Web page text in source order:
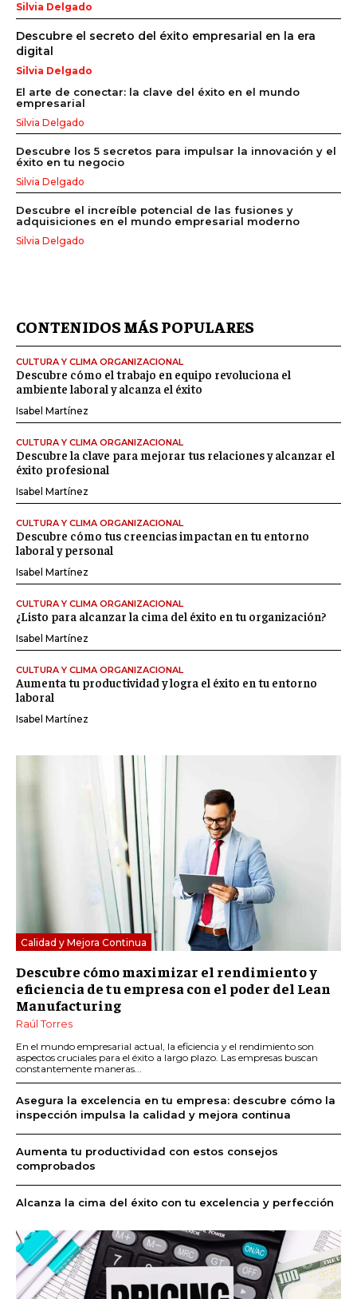
Silvia Delgado
Descubre el secreto del éxito empresarial en la era
digital
Silvia Delgado
El arte de conectar: la clave del éxito en el mundo
empresarial
Silvia Delgado
Descubre los 5 secretos para impulsar la innovación y el
éxito en tu negocio
Silvia Delgado
Descubre el increíble potencial de las fusiones y
adquisiciones en el mundo empresarial moderno
Silvia Delgado
CONTENIDOS MÁS POPULARES
CULTURA Y CLIMA ORGANIZACIONAL
Descubre cómo el trabajo en equipo revoluciona el
ambiente laboral y alcanza el éxito
Isabel Martínez
CULTURA Y CLIMA ORGANIZACIONAL
Descubre la clave para mejorar tus relaciones y alcanzar el
éxito profesional
Isabel Martínez
CULTURA Y CLIMA ORGANIZACIONAL
Descubre cómo tus creencias impactan en tu entorno
laboral y personal
Isabel Martínez
CULTURA Y CLIMA ORGANIZACIONAL
¿Listo para alcanzar la cima del éxito en tu organización?
Isabel Martínez
CULTURA Y CLIMA ORGANIZACIONAL
Aumenta tu productividad y logra el éxito en tu entorno
laboral
Isabel Martínez
Calidad y Mejora Continua
Descubre cómo maximizar el rendimiento y
eficiencia de tu empresa con el poder del Lean
Manufacturing
Raúl Torres
En el mundo empresarial actual, la eficiencia y el rendimiento son
aspectos cruciales para el éxito a largo plazo. Las empresas buscan
constantemente maneras...
Asegura la excelencia en tu empresa: descubre cómo la
inspección impulsa la calidad y mejora continua
Aumenta tu productividad con estos consejos
comprobados
Alcanza la cima del éxito con tu excelencia y perfección